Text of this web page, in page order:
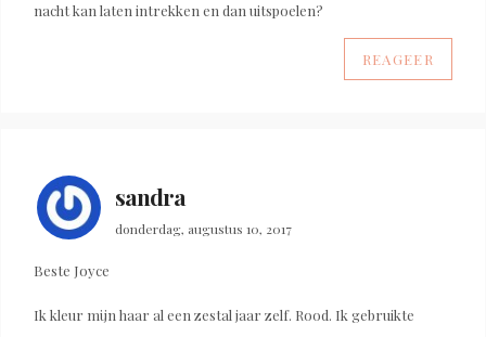
nacht kan laten intrekken en dan uitspoelen?
REAGEER
sandra
donderdag, augustus 10, 2017
Beste Joyce
Ik kleur mijn haar al een zestal jaar zelf. Rood. Ik gebruikte